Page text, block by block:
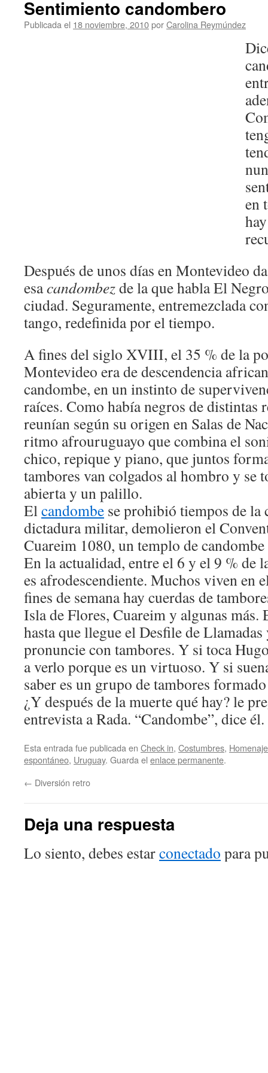
Sentimiento candombero
Publicada el 18 noviembre, 2010porCarolina Reymúndez
en
Después de unos días en Montevideo
esacandombezde la que habla El
ciudad. Seguramente, entremezclada
tango, redefinida por el tiempo.
A fines del siglo XVIII, el 35 % de la
Montevideo era de descendencia
candombe, en un instinto de
raíces. Como había negros de distintas
reunían según su origen en Salas de
ritmo afrouruguayo que combina el
chico, repique y piano, que juntos
tambores van colgados al hombro y se
abierta y un palillo.
Elcandombe se prohibió tiempos de la
dictadura militar, demolieron el
Cuareim 1080, un templo de
En la actualidad, entre el 6 y el 9 % de
es afrodescendiente. Muchos viven en
fines de semana hay cuerdas de
Isla de Flores, Cuareim y algunas más.
hasta que llegue el Desfile de
pronuncie con tambores. Y si toca
a verlo porque es un virtuoso. Y si
saber es un grupo de tambores
¿Y después de la muerte qué hay? le
entrevista a Rada. “Candombe”, dice él.
Esta entrada fue publicada en Check in, Costumbres, Homenaje
espontáneo, Uruguay. Guarda el enlace permanente.
← Diversión retro
Deja una respuesta
Lo siento, debes estarconectado para